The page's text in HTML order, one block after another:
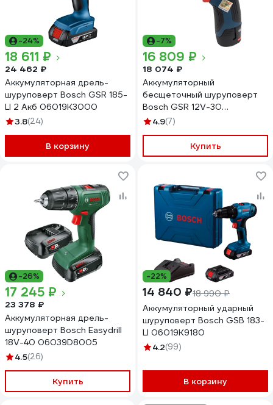
-24%
18 611 ₽
24 462 ₽
Аккумуляторная дрель-
шуруповерт Bosch GSR 185-
LI 2 Акб 06019K3000
3.8(24)
В корзину
-7%
16 809 ₽
18 074 ₽
Аккумуляторный
бесщеточный шуруповерт
Bosch GSR 12V-30
06019G9080 GSR12V-30
4.9(7)
Купить
-26%
17 245 ₽
23 378 ₽
Аккумуляторная дрель-
шуруповерт Bosch Easydrill
18V-40 06039D8005
4.5(26)
Купить
-22%
14 840 ₽18 990 ₽
Аккумуляторный ударный
шуруповерт Bosch GSB 183-
LI 06019K9180
4.2(99)
В корзину